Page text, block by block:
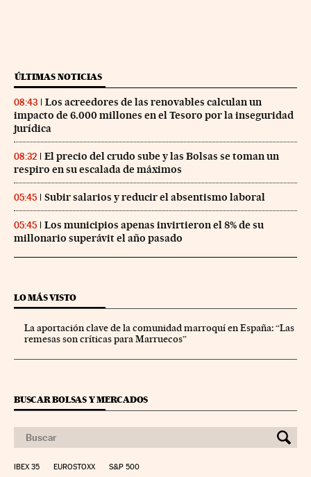
ÚLTIMAS NOTICIAS
08:43
Los acreedores de las renovables calculan un
impacto de 6.000 millones en el Tesoro por la inseguridad
jurídica
08:32
El precio del crudo sube y las Bolsas se toman un
respiro en su escalada de máximos
05:45 Subir salarios y reducir el absentismo laboral
05:45
Los municipios apenas invirtieron el 8% de su
millonario superávit el año pasado
LO MÁS VISTO
La aportación clave de la comunidad marroquí en España: “Las
remesas son críticas para Marruecos”
BUSCAR BOLSAS Y MERCADOS
IBEX 35 EUROSTOXX S&P 500